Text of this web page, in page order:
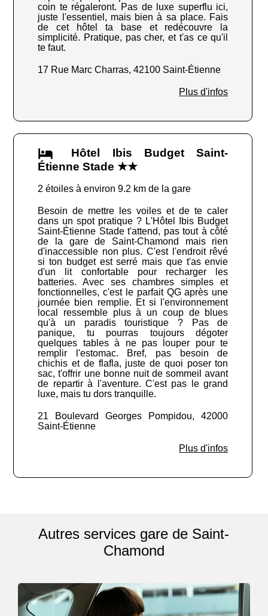
coin te régaleront. Pas de luxe superflu ici,
juste l'essentiel, mais bien à sa place. Fais
de cet hôtel ta base et redécouvre la
simplicité. Pratique, pas cher, et t'as ce qu'il
te faut.
17 Rue Marc Charras, 42100 Saint-Étienne
Plus d'infos
Hôtel Ibis Budget Saint-
Étienne Stade ★★
2 étoiles à environ 9.2 km de la gare
Besoin de mettre les voiles et de te caler
dans un spot pratique ? L'Hôtel Ibis Budget
Saint-Étienne Stade t'attend, pas tout à côté
de la gare de Saint-Chamond mais rien
d'inaccessible non plus. C'est l'endroit rêvé
si ton budget est serré mais que t'as envie
d'un lit confortable pour recharger les
batteries. Avec ses chambres simples et
fonctionnelles, c'est le parfait QG après une
journée bien remplie. Et si l'environnement
local ressemble plus à un coup de blues
qu'à un paradis touristique ? Pas de
panique, tu pourras toujours dégoter
quelques tables à ne pas louper pour te
remplir l'estomac. Bref, pas besoin de
chichis et de flafla, juste de quoi poser ton
sac, t'offrir une bonne nuit de sommeil avant
de repartir à l'aventure. C'est pas le grand
luxe, mais tu dors tranquille.
21 Boulevard Georges Pompidou, 42000
Saint-Étienne
Plus d'infos
Autres services gare de Saint-
Chamond